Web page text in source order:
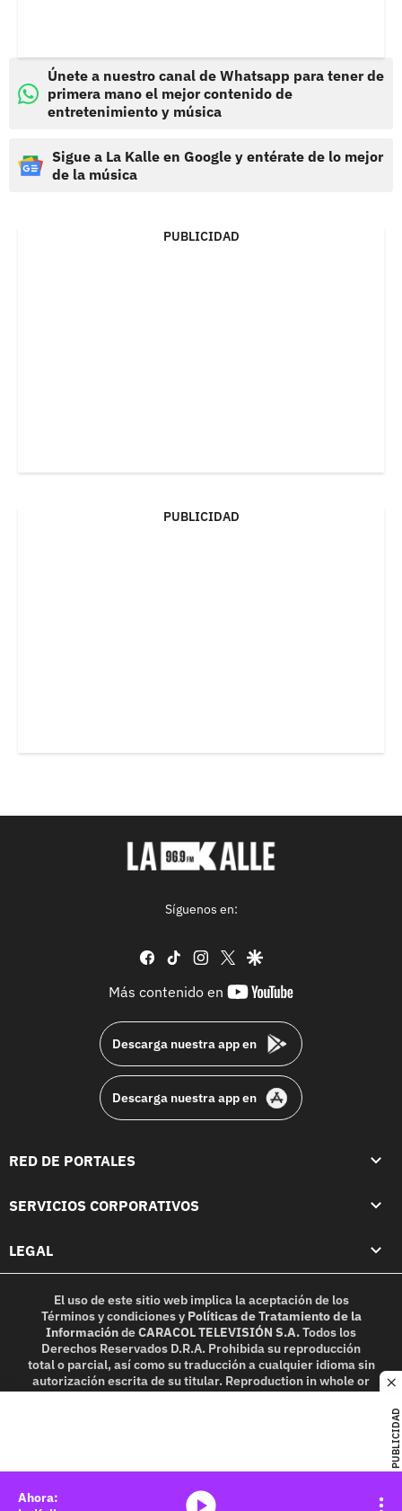
PUBLICIDAD
Únete a nuestro canal de Whatsapp para tener de
primera mano el mejor contenido de
entretenimiento y música
Sigue a La Kalle en Google y entérate de lo mejor
de la música
PUBLICIDAD
PUBLICIDAD
Síguenos en:
facebook
tiktok instagram
twittergoogle
Más contenido en
youtube-
Descarga nuestra app en
Descarga nuestra app en
RED DE PORTALES
SERVICIOS CORPORATIVOS
LEGAL
El uso de este sitio web implica la aceptación de los
Términos y condicionesy Políticas de Tratamiento de la
InformacióndeCARACOL TELEVISIÓN S.A.Todos los
Derechos Reservados D.R.A. Prohibida su reproducción
total o parcial, así como su traducción a cualquier idioma sin
autorización escrita de su titular. Reproduction in whole or
in part, or translation without written permission is